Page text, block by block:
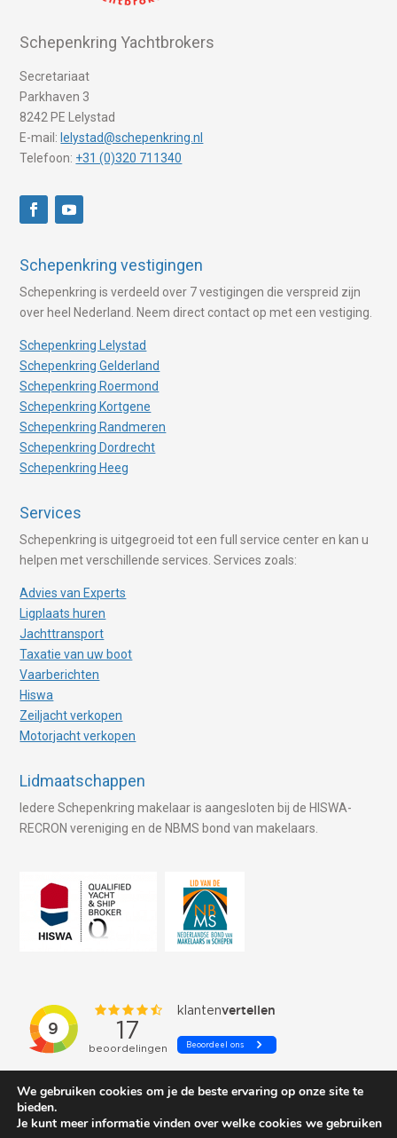
Schepenkring Yachtbrokers
Secretariaat
Parkhaven 3
8242 PE Lelystad
E-mail: lelystad@schepenkring.nl
Telefoon: +31 (0)320 711340
Schepenkring vestigingen
Schepenkring is verdeeld over 7 vestigingen die verspreid zijn
over heel Nederland. Neem direct contact op met een vestiging.
Schepenkring Lelystad
Schepenkring Gelderland
Schepenkring Roermond
Schepenkring Kortgene
Schepenkring Randmeren
Schepenkring Dordrecht
Schepenkring Heeg
Services
Schepenkring is uitgegroeid tot een full service center en kan u
helpen met verschillende services. Services zoals:
Advies van Experts
Ligplaats huren
Jachttransport
Taxatie van uw boot
Vaarberichten
Hiswa
Zeiljacht verkopen
Motorjacht verkopen
Lidmaatschappen
Iedere Schepenkring makelaar is aangesloten bij de HISWA-
RECRON vereniging en de NBMS bond van makelaars.
We gebruiken cookies om je de beste ervaring op onze site te
bieden.
Je kunt meer informatie vinden over welke cookies we gebruiken